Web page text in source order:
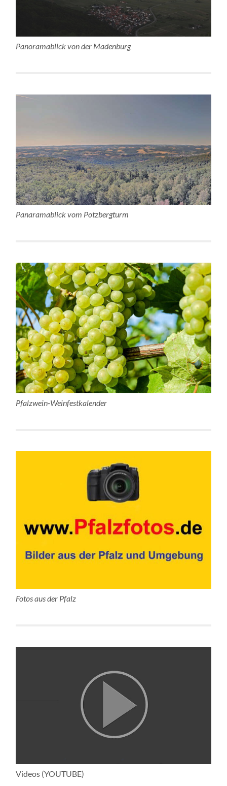
Panoramablick von der Madenburg
Panaramablick vom Potzbergturm
Pfalzwein-Weinfestkalender
Fotos aus der Pfalz
Videos (YOUTUBE)